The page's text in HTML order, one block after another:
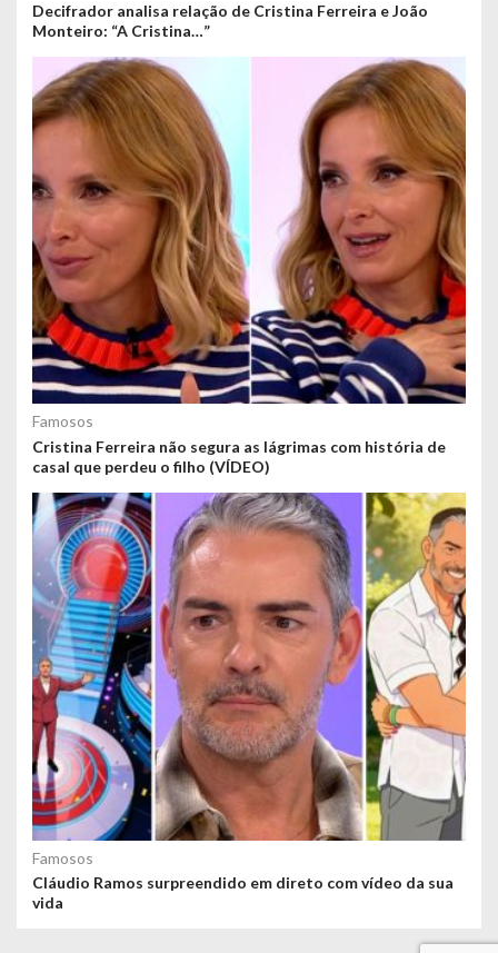
Decifrador analisa relação de Cristina Ferreira e João
Monteiro: “A Cristina…”
Famosos
Cristina Ferreira não segura as lágrimas com história de
casal que perdeu o filho (VÍDEO)
Famosos
Cláudio Ramos surpreendido em direto com vídeo da sua
vida